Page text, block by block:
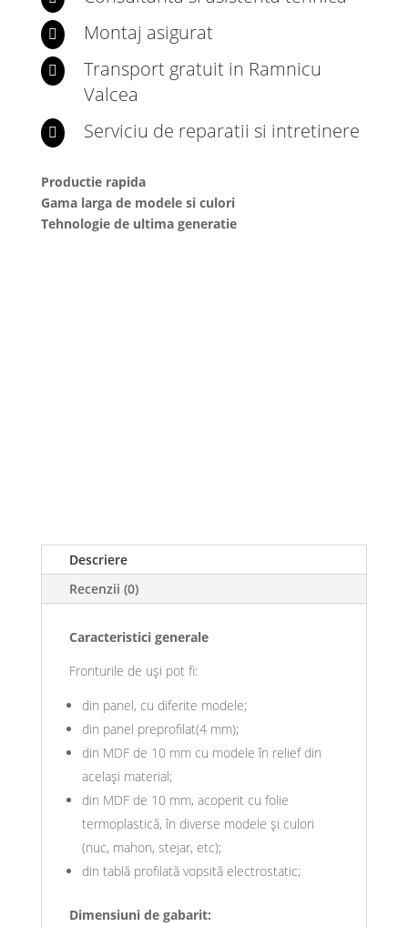
 Montaj asigurat

Transport gratuit in Ramnicu
Valcea
 Serviciu de reparatii si intretinere
Productie rapida
Gama larga de modele si culori
Tehnologie de ultima generatie
Descriere
Recenzii (0)
Caracteristici generale
Fronturile de uși pot fi:
din panel, cu diferite modele;
din panel preprofilat(4 mm);
din MDF de 10 mm cu modele în relief din
același material;
din MDF de 10 mm, acoperit cu folie
termoplastică, în diverse modele și culori
(nuc, mahon, stejar, etc);
din tablă profilată vopsită electrostatic;
Dimensiuni de gabarit: